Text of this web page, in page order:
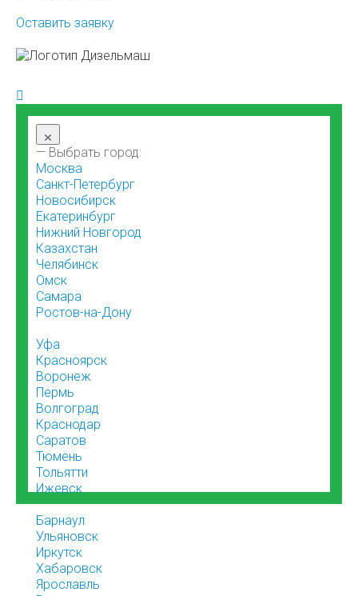
Оставить заявку
×
— Выбрать город:
Москва
Санкт-Петербург
Новосибирск
Екатеринбург
Нижний Новгород
Казахстан
Челябинск
Омск
Самара
Ростов-на-Дону
Уфа
Красноярск
Воронеж
Пермь
Волгоград
Краснодар
Саратов
Тюмень
Тольятти
Ижевск
Барнаул
Ульяновск
Иркутск
Хабаровск
Ярославль